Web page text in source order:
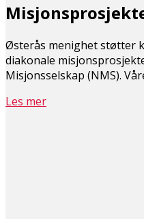
Østerås menighet støtter
diakonale
Misjonsselskap (NMS).
Les mer